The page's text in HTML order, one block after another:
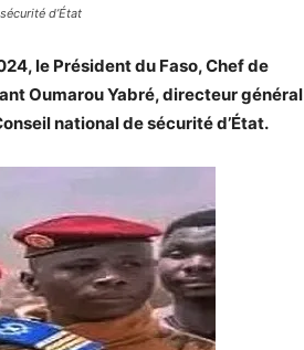
d’État
le Président du Faso, Chef de
Oumarou Yabré, directeur général
national de sécurité d’État.